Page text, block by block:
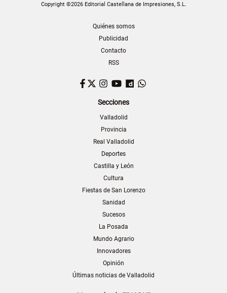
Copyright ©2026 Editorial Castellana de Impresiones, S.L.
Quiénes somos
Publicidad
Contacto
RSS
Facebook
TwitterInstagram
YouTubeDailymotion
Secciones
Valladolid
Provincia
Real Valladolid
Deportes
Castilla y León
Cultura
Fiestas de San Lorenzo
Sanidad
Sucesos
La Posada
Mundo Agrario
Innovadores
Opinión
Últimas noticias de Valladolid